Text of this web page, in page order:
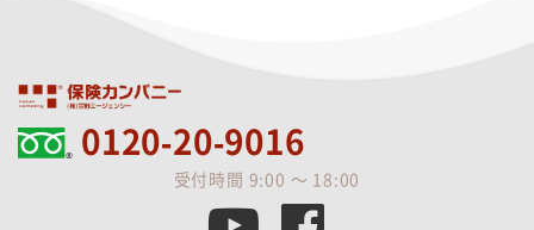
0120-20-9016
受付時間 9:00 ～ 18:00